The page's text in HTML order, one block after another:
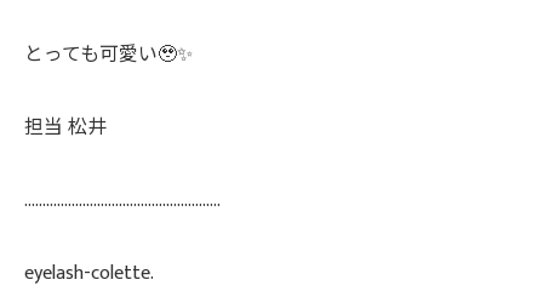
とっても可愛い🥹✨️
担当 松井
......................................................
eyelash-colette.